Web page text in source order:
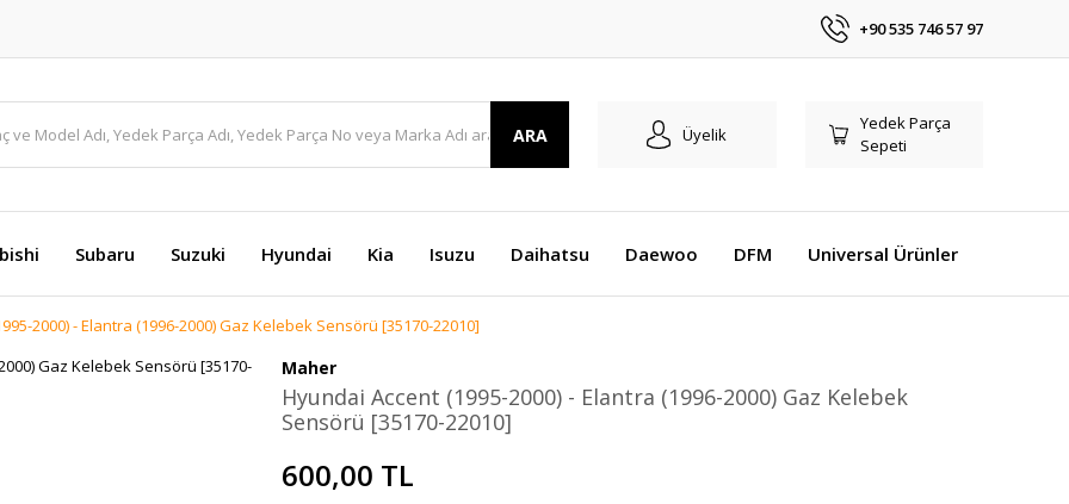
+90 535 746 57 97
ARA Üyelik
Yedek Parça
Sepeti
Subaru Suzuki Hyundai Kia Isuzu Daihatsu Daewoo DFM Universal Ürünler
2000) - Elantra (1996-2000) Gaz Kelebek Sensörü [35170-22010]
Maher
Hyundai Accent (1995-2000) - Elantra (1996-2000) Gaz Kelebek
Sensörü [35170-22010]
600,00 TL